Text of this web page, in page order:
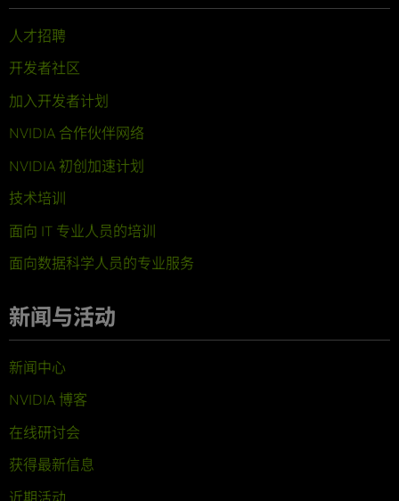
人才招聘
开发者社区
加入开发者计划
NVIDIA 合作伙伴网络
NVIDIA 初创加速计划
技术培训
面向 IT 专业人员的培训
面向数据科学人员的专业服务
新闻与活动
新闻中心
NVIDIA 博客
在线研讨会
获得最新信息
近期活动